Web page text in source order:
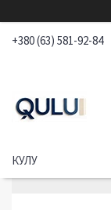
+380 (63) 581-92-84
КУЛУ